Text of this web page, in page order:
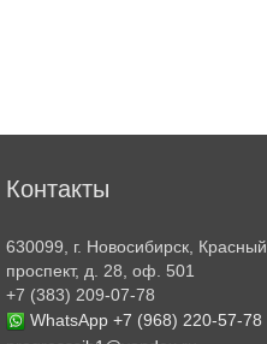
Контакты
630099, г. Новосибирск, Красный
проспект, д. 28, оф. 501
+7 (383) 209-07-78
WhatsApp +7 (968) 220-57-78